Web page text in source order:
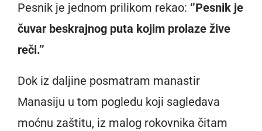
Pesnik je jednom prilikom rekao: ‘’Pesnik je
čuvar beskrajnog puta kojim prolaze žive
reči.’’
Dok iz daljine posmatram manastir
Manasiju u tom pogledu koji sagledava
moćnu zaštitu, iz malog rokovnika čitam